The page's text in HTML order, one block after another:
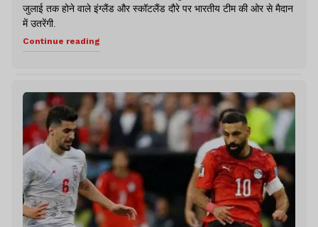
जुलाई तक होने वाले इंग्लैंड और स्कॉटलैंड दौरे पर भारतीय टीम की ओर से मैदान
में उतरेंगी.
Continue reading